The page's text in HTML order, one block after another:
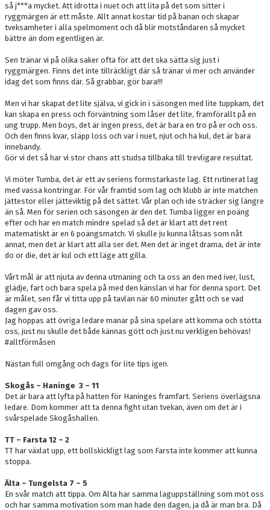
så j***a mycket. Att idrotta i nuet och att lita på det som sitter i
ryggmärgen är ett måste. Allt annat kostar tid på banan och skapar
tveksamheter i alla spelmoment och då blir motståndaren så mycket
bättre än dom egentligen är.
Sen tränar vi på olika saker ofta för att det ska sätta sig just i
ryggmärgen. Finns det inte tillräckligt där så tränar vi mer och använder
idag det som finns där. Så grabbar, gör bara!!!
Men vi har skapat det lite själva, vi gick in i säsongen med lite tuppkam, det
kan skapa en press och förväntning som låser det lite, framförallt på en
ung trupp. Men boys, det är ingen press, det är bara en tro på er och oss.
Och den finns kvar, släpp loss och var i nuet, njut och ha kul, det är bara
innebandy.
Gör vi det så har vi stor chans att studsa tillbaka till trevligare resultat.
Vi möter Tumba, det är ett av seriens formstarkaste lag. Ett rutinerat lag
med vassa kontringar. För vår framtid som lag och klubb är inte matchen
jättestor eller jätteviktig på det sättet. Vår plan och ide sträcker sig längre
än så. Men för serien och säsongen är den det. Tumba ligger en poäng
efter och har en match mindre spelad så det är klart att det rent
matematiskt är en 6 poängsmatch. Vi skulle ju kunna låtsas som nåt
annat, men det är klart att alla ser det. Men det är inget drama, det är inte
do or die, det är kul och ett läge att gilla.
Vårt mål är att njuta av denna utmaning och ta oss an den med iver, lust,
glädje, fart och bara spela på med den känslan vi har för denna sport. Det
är målet, sen får vi titta upp på tavlan när 60 minuter gått och se vad
dagen gav oss.
Jag hoppas att övriga ledare manar på sina spelare att komma och stötta
oss, just nu skulle det både kännas gött och just nu verkligen behövas!
#alltförmåsen
Nästan full omgång och dags för lite tips igen.
Skogås – Haninge 3 – 11
Det är bara att lyfta på hatten för Haninges framfart. Seriens överlägsna
ledare. Dom kommer att ta denna fight utan tvekan, även om det är i
svårspelade Skogåshallen.
TT – Farsta 12 – 2
TT har växlat upp, ett bollskickligt lag som Farsta inte kommer att kunna
stoppa.
Älta – Tungelsta 7 – 5
En svår match att tippa. Om Älta har samma laguppställning som mot oss
och har samma motivation som man hade den dagen, ja då är man bra. Då